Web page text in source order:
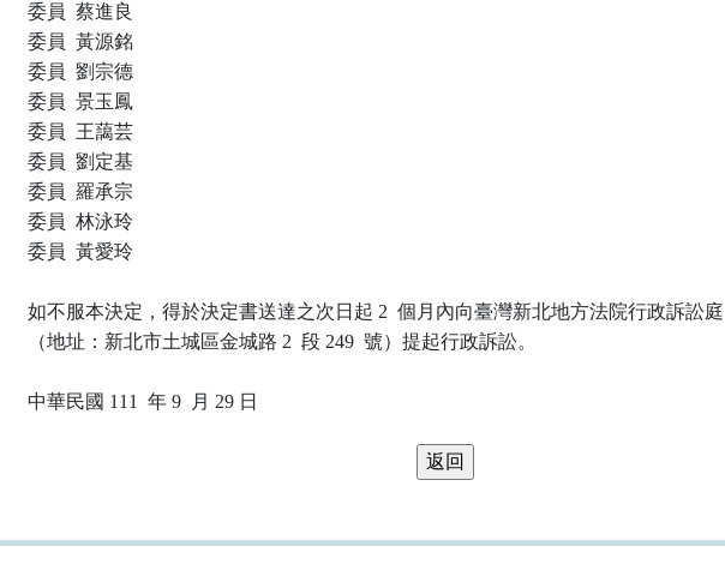
委員  蔡進良
委員  黃源銘
委員  劉宗德
委員  景玉鳳
委員  王藹芸
委員  劉定基
委員  羅承宗
委員  林泳玲
委員  黃愛玲
如不服本決定，得於決定書送達之次日起 2  個月內向臺灣新北地方法院行政訴訟庭
（地址：新北市土城區金城路 2  段 249  號）提起行政訴訟。